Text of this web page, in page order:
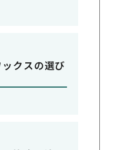
クスの選び